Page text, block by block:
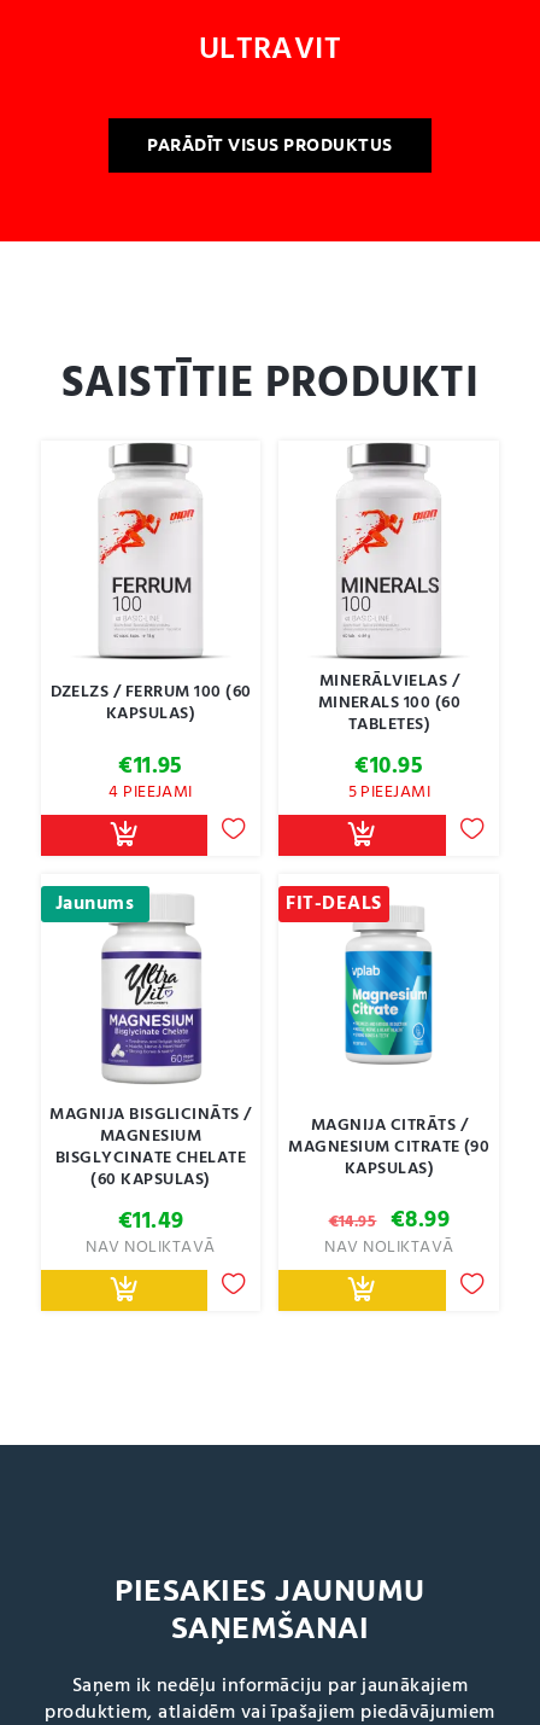
ULTRAVIT
PARĀDĪT VISUS PRODUKTUS
SAISTĪTIE PRODUKTI
DZELZS / FERRUM 100 (60
KAPSULAS)
€11.95
4 PIEEJAMI
MINERĀLVIELAS /
MINERALS 100 (60
TABLETES)
€10.95
5 PIEEJAMI
Jaunums
MAGNIJA BISGLICINĀTS /
MAGNESIUM
BISGLYCINATE CHELATE
(60 KAPSULAS)
€11.49
NAV NOLIKTAVĀ
FIT-DEALS
MAGNIJA CITRĀTS /
MAGNESIUM CITRATE (90
KAPSULAS)
€14.95 Original
price
was:
€14.95.
€8.99Current
price
is:
€8.99.
NAV NOLIKTAVĀ
PIESAKIES JAUNUMU
SAŅEMŠANAI
Saņem ik nedēļu informāciju par jaunākajiem
produktiem, atlaidēm vai īpašajiem piedāvājumiem